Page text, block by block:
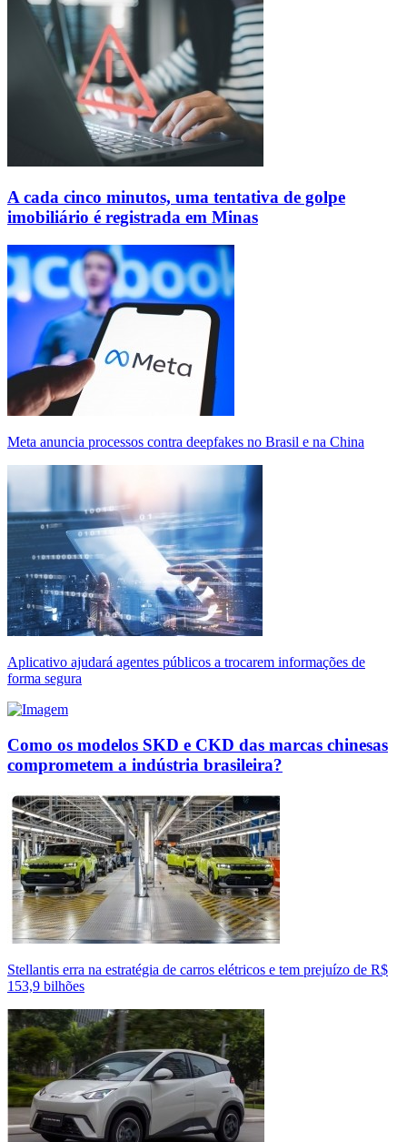
A cada cinco minutos, uma tentativa de golpe
imobiliário é registrada em Minas
Meta anuncia processos contra deepfakes no Brasil e na China
Aplicativo ajudará agentes públicos a trocarem informações de
forma segura
Como os modelos SKD e CKD das marcas chinesas
comprometem a indústria brasileira?
Stellantis erra na estratégia de carros elétricos e tem prejuízo de R$
153,9 bilhões